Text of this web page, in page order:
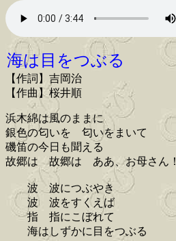
海は目をつぶる
【作詞】吉岡治
【作曲】桜井順
浜木綿は風のままに
銀色の匂いを 匂いをまいて
磯笛の今日も聞える
故郷は 故郷は ああ、お母さん！
波 波につぶやき
波 波をすくえば
指 指にこぼれて
海はしずかに目をつぶる